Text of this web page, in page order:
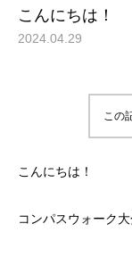
こんにちは！
2024.04.29
この
こんにちは！
コンパスウォーク